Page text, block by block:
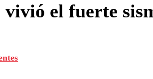
el fuerte